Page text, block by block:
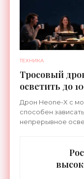
ТЕХНИКА
Тросовый
осветить до
земли -
Дрон Heone-X с
способен
непрерывное